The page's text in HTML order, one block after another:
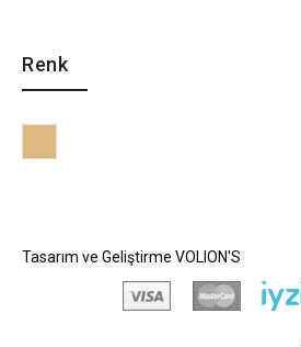
Renk
Tasarım ve Geliştirme VOLION'S